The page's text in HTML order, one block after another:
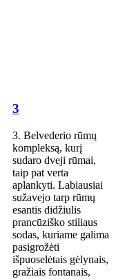
3
3. Belvederio rūmų
kompleksą, kurį
sudaro dveji rūmai,
taip pat verta
aplankyti. Labiausiai
sužavejo tarp rūmų
esantis didžiulis
prancūziško stiliaus
sodas, kuriame galima
pasigrožėti
išpuoselėtais gėlynais,
gražiais fontanais,